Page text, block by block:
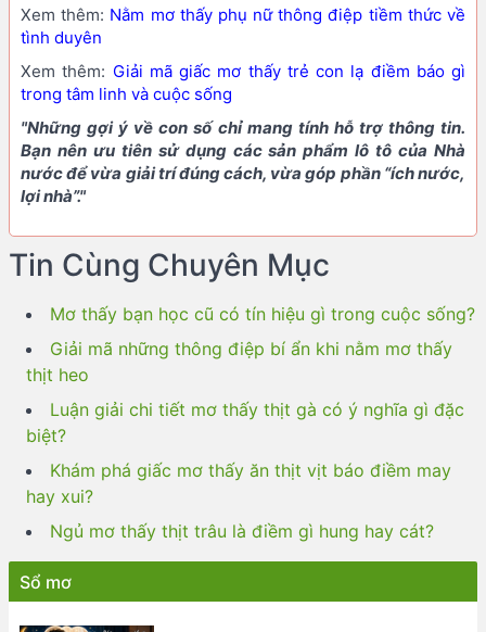
Xem thêm: Nằm mơ thấy phụ nữ thông điệp tiềm thức về
tình duyên
Xem thêm: Giải mã giấc mơ thấy trẻ con lạ điềm báo gì
trong tâm linh và cuộc sống
"Những gợi ý về con số chỉ mang tính hỗ trợ thông tin.
Bạn nên ưu tiên sử dụng các sản phẩm lô tô của Nhà
nước để vừa giải trí đúng cách, vừa góp phần “ích nước,
lợi nhà”."
Tin Cùng Chuyên Mục
Mơ thấy bạn học cũ có tín hiệu gì trong cuộc sống?
Giải mã những thông điệp bí ẩn khi nằm mơ thấy
thịt heo
Luận giải chi tiết mơ thấy thịt gà có ý nghĩa gì đặc
biệt?
Khám phá giấc mơ thấy ăn thịt vịt báo điềm may
hay xui?
Ngủ mơ thấy thịt trâu là điềm gì hung hay cát?
Sổ mơ